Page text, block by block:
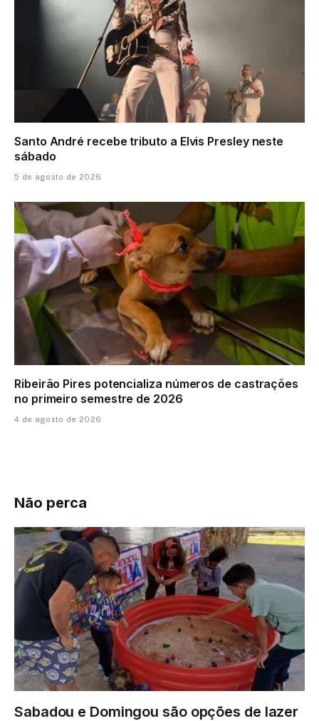
Santo André recebe tributo a Elvis Presley neste
sábado
5 de agosto de 2026
Ribeirão Pires potencializa números de castrações
no primeiro semestre de 2026
4 de agosto de 2026
Não perca
Sabadou e Domingou são opções de lazer